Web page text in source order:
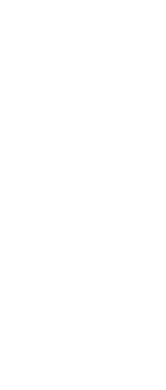
AFTEE先享後付」
可透過四大超商／
。
取消訂單，請聯絡
「AFTEE先享後付
home
付」服務完成之交
量在9~9.5
重量在9~
品重量在9~